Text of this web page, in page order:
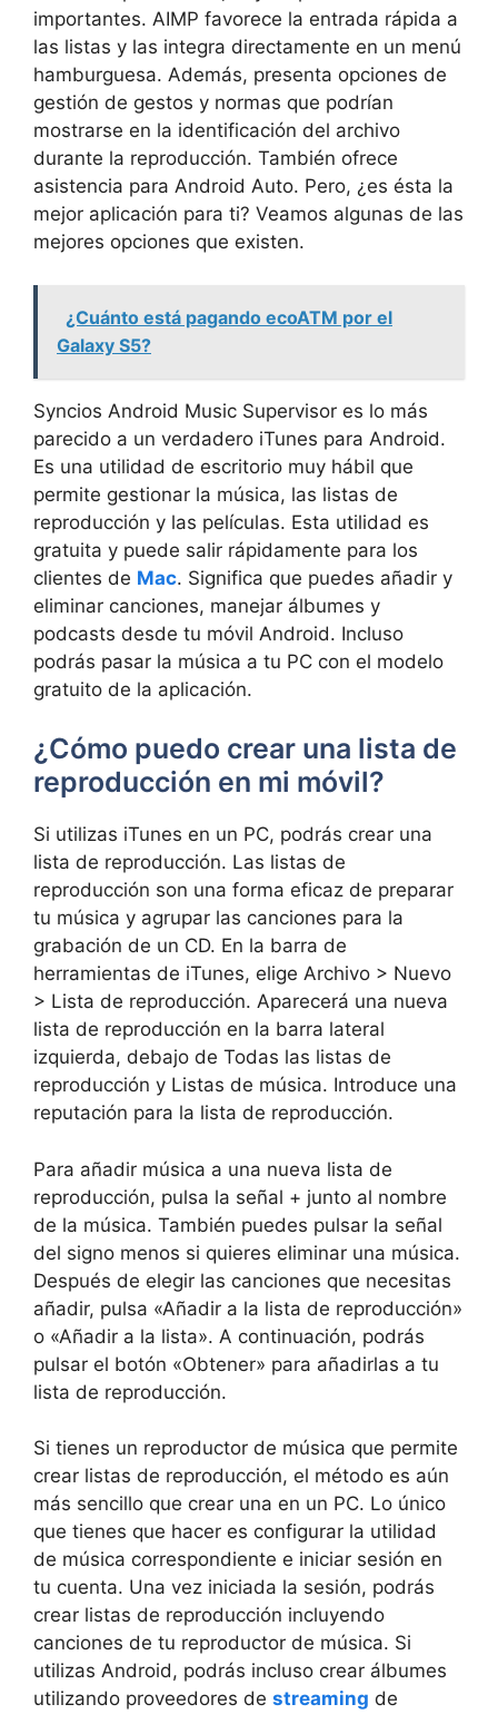
importantes. AIMP favorece la entrada rápida a
las listas y las integra directamente en un menú
hamburguesa. Además, presenta opciones de
gestión de gestos y normas que podrían
mostrarse en la identificación del archivo
durante la reproducción. También ofrece
asistencia para Android Auto. Pero, ¿es ésta la
mejor aplicación para ti? Veamos algunas de las
mejores opciones que existen.
¿Cuánto está pagando ecoATM por el
Galaxy S5?
Syncios Android Music Supervisor es lo más
parecido a un verdadero iTunes para Android.
Es una utilidad de escritorio muy hábil que
permite gestionar la música, las listas de
reproducción y las películas. Esta utilidad es
gratuita y puede salir rápidamente para los
clientes de Mac. Significa que puedes añadir y
eliminar canciones, manejar álbumes y
podcasts desde tu móvil Android. Incluso
podrás pasar la música a tu PC con el modelo
gratuito de la aplicación.
¿Cómo puedo crear una lista de
reproducción en mi móvil?
Si utilizas iTunes en un PC, podrás crear una
lista de reproducción. Las listas de
reproducción son una forma eficaz de preparar
tu música y agrupar las canciones para la
grabación de un CD. En la barra de
herramientas de iTunes, elige Archivo > Nuevo
> Lista de reproducción. Aparecerá una nueva
lista de reproducción en la barra lateral
izquierda, debajo de Todas las listas de
reproducción y Listas de música. Introduce una
reputación para la lista de reproducción.
Para añadir música a una nueva lista de
reproducción, pulsa la señal + junto al nombre
de la música. También puedes pulsar la señal
del signo menos si quieres eliminar una música.
Después de elegir las canciones que necesitas
añadir, pulsa «Añadir a la lista de reproducción»
o «Añadir a la lista». A continuación, podrás
pulsar el botón «Obtener» para añadirlas a tu
lista de reproducción.
Si tienes un reproductor de música que permite
crear listas de reproducción, el método es aún
más sencillo que crear una en un PC. Lo único
que tienes que hacer es configurar la utilidad
de música correspondiente e iniciar sesión en
tu cuenta. Una vez iniciada la sesión, podrás
crear listas de reproducción incluyendo
canciones de tu reproductor de música. Si
utilizas Android, podrás incluso crear álbumes
utilizando proveedores de streaming de